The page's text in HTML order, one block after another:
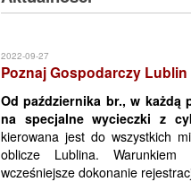
2022-09-27
Poznaj Gospodarczy Lublin
Od października br., w każdą
na specjalne wycieczki z
kierowana jest do wszystkich
oblicze Lublina. Warunkiem
wcześniejsze dokonanie